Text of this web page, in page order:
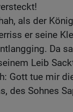
als der
er seine
Da
Leib
Gott tue mir
des Sohnes